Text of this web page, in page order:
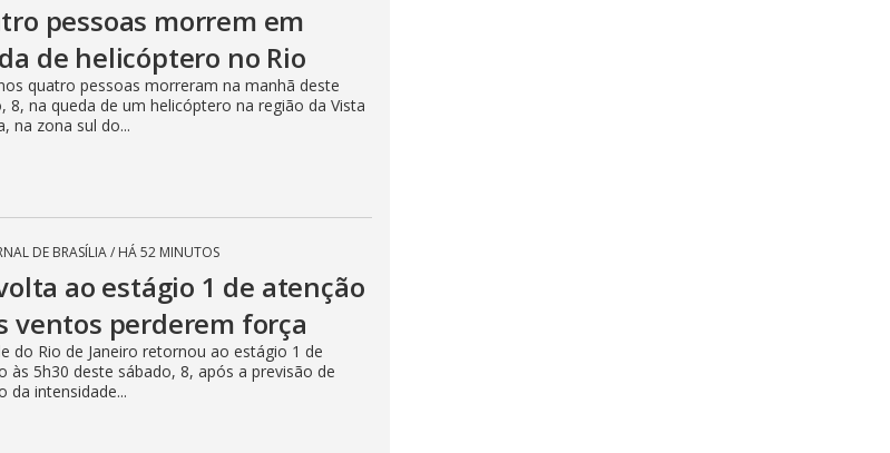
pessoas morrem em
de helicóptero no Rio
quatro pessoas morreram na manhã deste
8, na queda de um helicóptero na região da Vista
na zona sul do...
DE BRASÍLIA/ HÁ 52 MINUTOS
ao estágio 1 de atenção
ventos perderem força
do Rio de Janeiro retornou ao estágio 1 de
às 5h30 deste sábado, 8, após a previsão de
da intensidade...